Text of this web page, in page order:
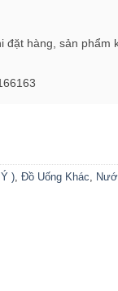
đặt hàng, sản phẩm
), Đồ Uống Khác,